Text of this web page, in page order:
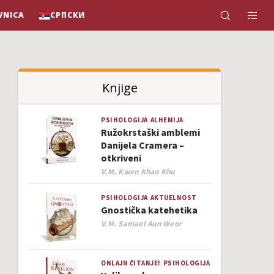
СРПСКИ
Knjige
PSIHOLOGIJA ALHEMIJA
Ružokrstaški amblemi
Danijela Cramera –
otkriveni
Author
V.M. Kwen Khan Khu
PSIHOLOGIJA AKTUELNOST
Gnostička katehetika
Author
V.M. Samael Aun Weor
ONLAJN ČITANJE! PSIHOLOGIJA